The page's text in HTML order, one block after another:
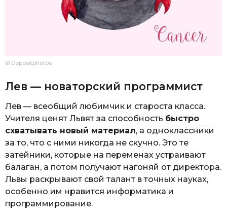
© Depositphotos
Лев — новаторский программист
Лев — всеобщий любимчик и староста класса.
Учителя ценят Львят за способность быстро
схватывать новый материал, а одноклассники
за то, что с ними никогда не скучно. Это те
затейники, которые на переменах устраивают
балаган, а потом получают нагоняй от директора.
Львы раскрывают свой талант в точных науках,
особенно им нравится информатика и
программирование.